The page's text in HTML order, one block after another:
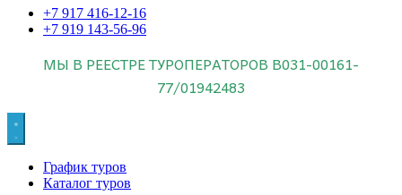
+7 917 416-12-16
+7 919 143-56-96
МЫ В РЕЕСТРЕ ТУРОПЕРАТОРОВ В031-00161-
77/01942483
График туров
Каталог туров